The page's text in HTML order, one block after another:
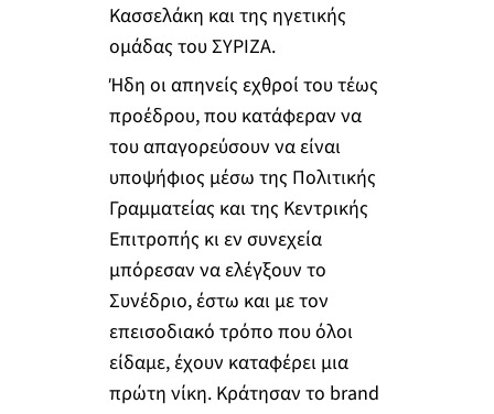
Κασσελάκη και της ηγετικής
ομάδας του ΣΥΡΙΖΑ.
Ήδη οι απηνείς εχθροί του τέως
προέδρου, που κατάφεραν να
του απαγορεύσουν να είναι
υποψήφιος μέσω της Πολιτικής
Γραμματείας και της Κεντρικής
Επιτροπής κι εν συνεχεία
μπόρεσαν να ελέγξουν το
Συνέδριο, έστω και με τον
επεισοδιακό τρόπο που όλοι
είδαμε, έχουν καταφέρει μια
πρώτη νίκη. Κράτησαν το brand